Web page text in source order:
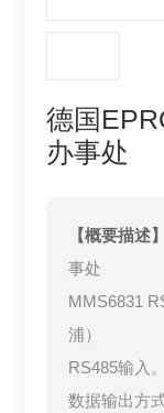
德国
办事处
【概要描述
事处
MMS6831
浦）
RS485输入。
数据输出方